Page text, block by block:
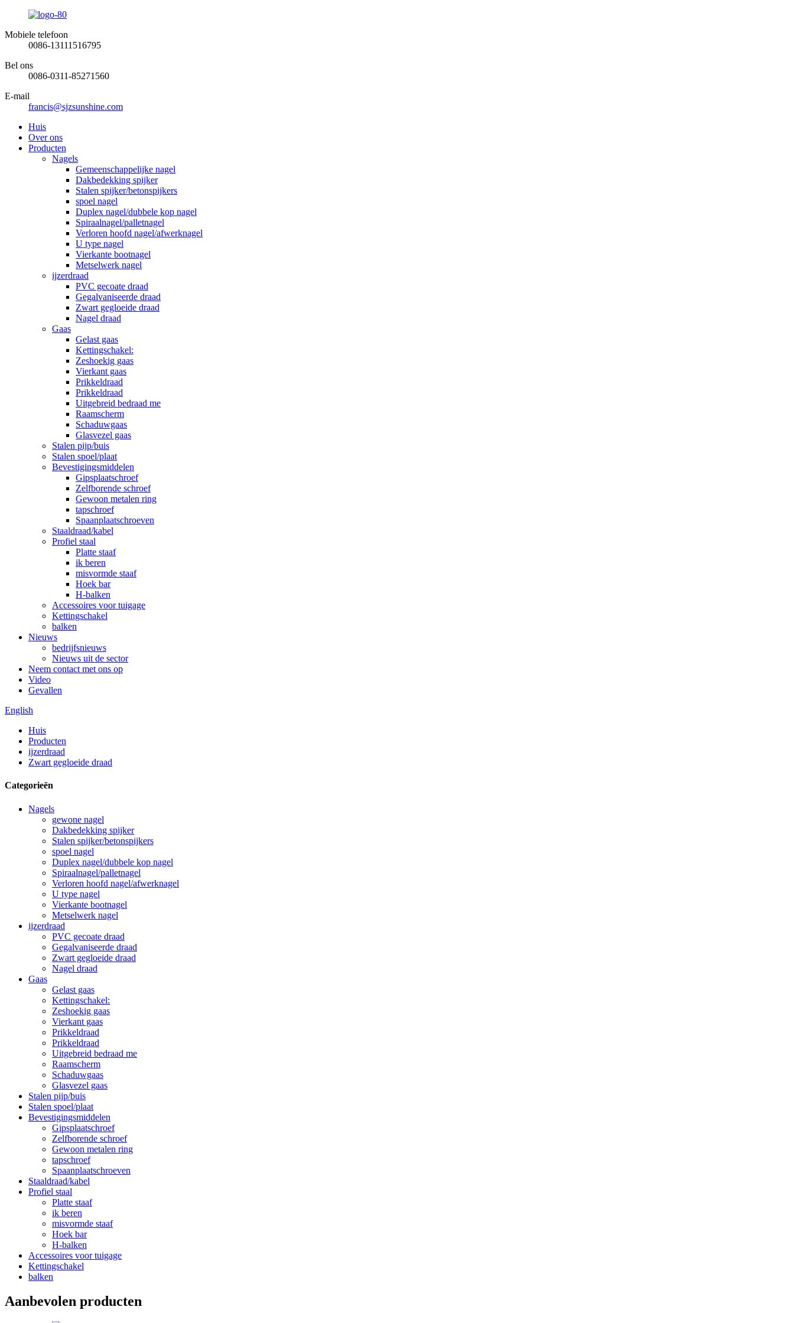
Mobiele telefoon
0086-13111516795
Bel ons
0086-0311-85271560
E-mail
francis@sjzsunshine.com
Huis
Over ons
Producten
Nagels
Gemeenschappelijke nagel
Dakbedekking spijker
Stalen spijker/betonspijkers
spoel nagel
Duplex nagel/dubbele kop nagel
Spiraalnagel/palletnagel
Verloren hoofd nagel/afwerknagel
U type nagel
Vierkante bootnagel
Metselwerk nagel
ijzerdraad
PVC gecoate draad
Gegalvaniseerde draad
Zwart gegloeide draad
Nagel draad
Gaas
Gelast gaas
Kettingschakel:
Zeshoekig gaas
Vierkant gaas
Prikkeldraad
Prikkeldraad
Uitgebreid bedraad me
Raamscherm
Schaduwgaas
Glasvezel gaas
Stalen pijp/buis
Stalen spoel/plaat
Bevestigingsmiddelen
Gipsplaatschroef
Zelfborende schroef
Gewoon metalen ring
tapschroef
Spaanplaatschroeven
Staaldraad/kabel
Profiel staal
Platte staaf
ik beren
misvormde staaf
Hoek bar
H-balken
Accessoires voor tuigage
Kettingschakel
balken
Nieuws
bedrijfsnieuws
Nieuws uit de sector
Neem contact met ons op
Video
Gevallen
English
Huis
Producten
ijzerdraad
Zwart gegloeide draad
Categorieën
Nagels
gewone nagel
Dakbedekking spijker
Stalen spijker/betonspijkers
spoel nagel
Duplex nagel/dubbele kop nagel
Spiraalnagel/palletnagel
Verloren hoofd nagel/afwerknagel
U type nagel
Vierkante bootnagel
Metselwerk nagel
ijzerdraad
PVC gecoate draad
Gegalvaniseerde draad
Zwart gegloeide draad
Nagel draad
Gaas
Gelast gaas
Kettingschakel:
Zeshoekig gaas
Vierkant gaas
Prikkeldraad
Prikkeldraad
Uitgebreid bedraad me
Raamscherm
Schaduwgaas
Glasvezel gaas
Stalen pijp/buis
Stalen spoel/plaat
Bevestigingsmiddelen
Gipsplaatschroef
Zelfborende schroef
Gewoon metalen ring
tapschroef
Spaanplaatschroeven
Staaldraad/kabel
Profiel staal
Platte staaf
ik beren
misvormde staaf
Hoek bar
H-balken
Accessoires voor tuigage
Kettingschakel
balken
Aanbevolen producten